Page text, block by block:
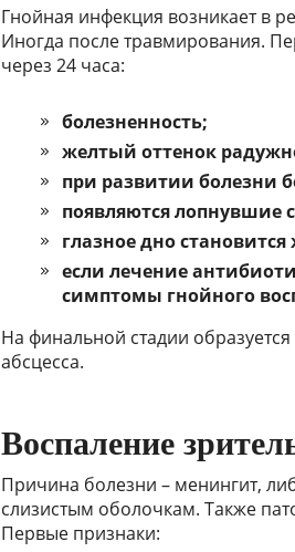
Гнойная инфекция возникает в
Иногда после травмирования.
через 24 часа:
болезненность;
желтый оттенок
при развитии болезни
появляются лопнувшие
глазное дно
если лечение
симптомы гнойного
На финальной стадии
абсцесса.
Воспаление
Причина болезни – менингит,
слизистым оболочкам. Также
Первые признаки: